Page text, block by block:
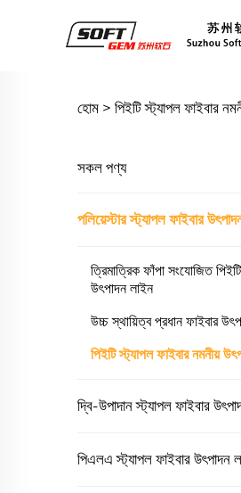
হোম > পিইটি স্ট্যাপল ফাইবার
সকল পণ্য
পলিয়েস্টার স্ট্যাপল ফাইবার
ত্রিমাত্রিক ফাঁপা সংযোজিত
উৎপাদন লাইন
উচ্চ স্থায়িত্ব প্রধান ফাইবার
পিইটি স্ট্যাপল ফাইবার নমনীয়
দ্বি-উপাদান স্ট্যাপল ফাইবার
পিএলএ স্ট্যাপল ফাইবার উৎপাদন